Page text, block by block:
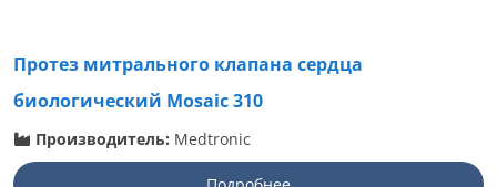
Протез митрального клапана сердца
биологический Mosaic 310
Производитель: Medtronic